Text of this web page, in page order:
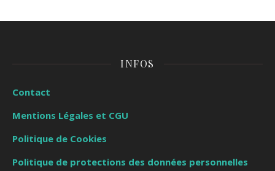
INFOS
Contact
Mentions Légales et CGU
Politique de Cookies
Politique de protections des données personnelles